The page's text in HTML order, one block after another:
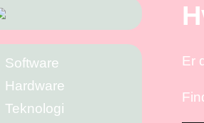
Er
Software
Hardware
Teknologi